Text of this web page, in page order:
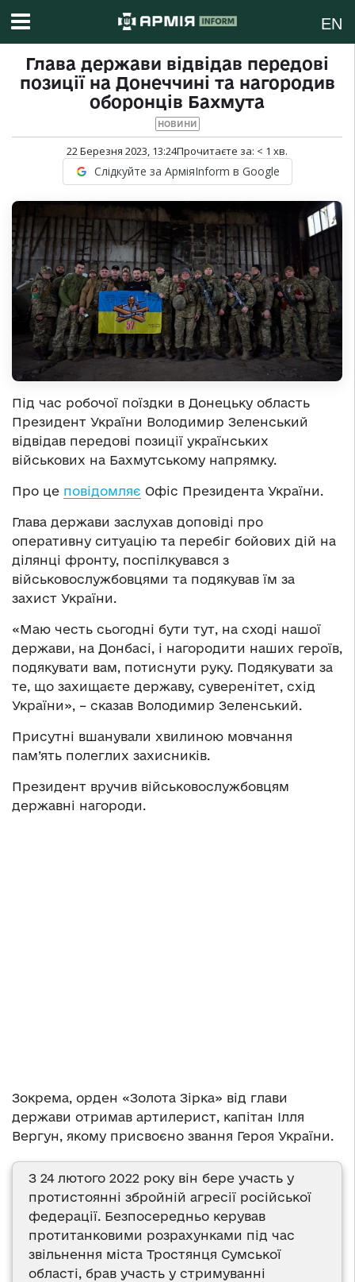
EN
Глава держави відвідав передові
позиції на Донеччині та нагородив
оборонців Бахмута
НОВИНИ
22 Березня 2023, 13:24Прочитаєте за: < 1 хв.
Слідкуйте за АрміяInform в Google
Під час робочої поїздки в Донецьку область
Президент України Володимир Зеленський
відвідав передові позиції українських
військових на Бахмутському напрямку.
Про це повідомляє Офіс Президента України.
Глава держави заслухав доповіді про
оперативну ситуацію та перебіг бойових дій на
ділянці фронту, поспілкувався з
військовослужбовцями та подякував їм за
захист України.
«Маю честь сьогодні бути тут, на сході нашої
держави, на Донбасі, і нагородити наших героїв,
подякувати вам, потиснути руку. Подякувати за
те, що захищаєте державу, суверенітет, схід
України», – сказав Володимир Зеленський.
Присутні вшанували хвилиною мовчання
пам’ять полеглих захисників.
Президент вручив військовослужбовцям
державні нагороди.
Зокрема, орден «Золота Зірка» від глави
держави отримав артилерист, капітан Ілля
Вергун, якому присвоєно звання Героя України.
З 24 лютого 2022 року він бере участь у
протистоянні збройній агресії російської
федерації. Безпосередньо керував
протитанковими розрахунками під час
звільнення міста Тростянця Сумської
області, брав участь у стримуванні